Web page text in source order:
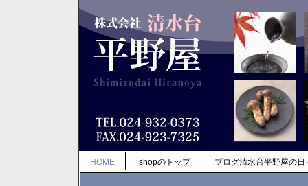
HOME shopのトップ ブログ清水台平野屋の日